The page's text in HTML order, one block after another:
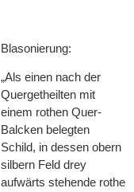
Blasonierung:
„Als einen nach der
Quergetheilten mit
einem rothen Quer-
Balcken belegten
Schild, in dessen obern
silbern Feld drey
aufwärts stehende rothe